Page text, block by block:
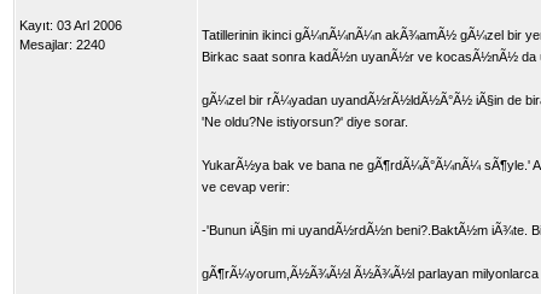
Kayıt: 03 Arl 2006
Mesajlar: 2240
Tatillerinin ikinci gÃ¼nÃ¼nÃ¼n akÃ¾amÃ½ gÃ¼zel bir
Birkac saat sonra kadÃ½n uyanÃ½r ve kocasÃ½nÃ½
gÃ¼zel bir rÃ¼yadan uyandÃ½rÃ½ldÃ½Ã°Ã½ iÃ§in de
'Ne oldu?Ne istiyorsun?' diye sorar.
YukarÃ½ya bak ve bana ne gÃ¶rdÃ¼Ã°Ã¼nÃ¼ sÃ¶yle.'
ve cevap verir:
-'Bunun iÃ§in mi uyandÃ½rdÃ½n beni?.BaktÃ½m iÃ¾te.
gÃ¶rÃ¼yorum,Ã½Ã¾Ã½l Ã½Ã¾Ã½l parlayan